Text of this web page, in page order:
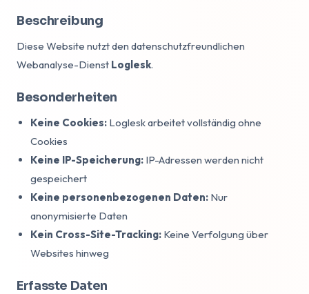
Beschreibung
Diese Website nutzt den datenschutzfreundlichen
Webanalyse-Dienst Loglesk.
Besonderheiten
Keine Cookies: Loglesk arbeitet vollständig ohne
Cookies
Keine IP-Speicherung: IP-Adressen werden nicht
gespeichert
Keine personenbezogenen Daten: Nur
anonymisierte Daten
Kein Cross-Site-Tracking: Keine Verfolgung über
Websites hinweg
Erfasste Daten